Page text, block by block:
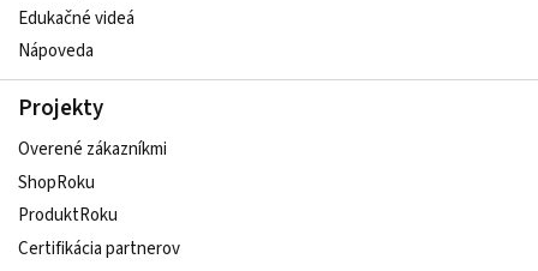
Edukačné videá
Nápoveda
Projekty
Overené zákazníkmi
ShopRoku
ProduktRoku
Certifikácia partnerov